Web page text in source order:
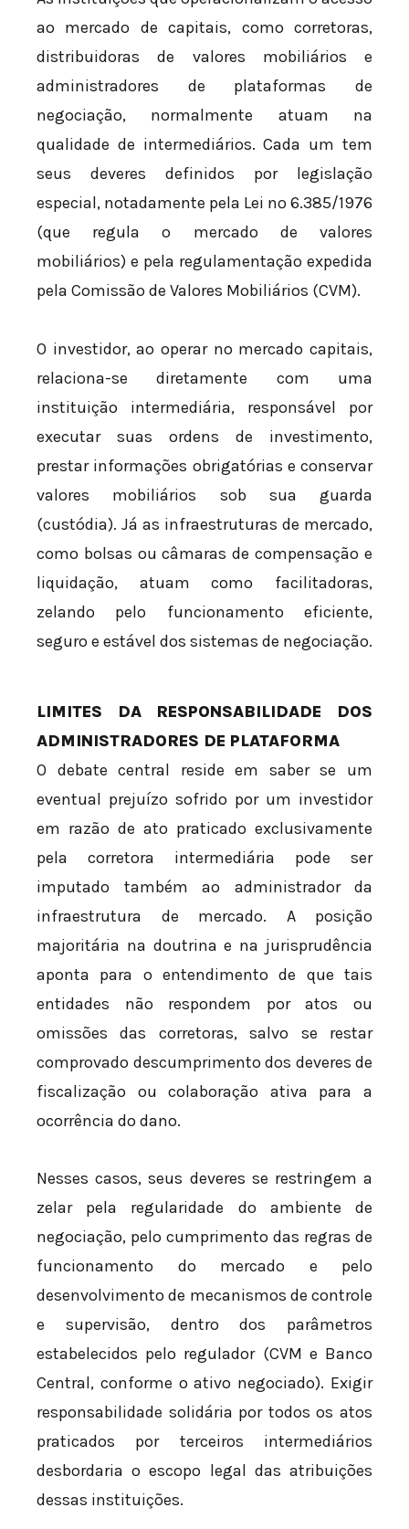
ao mercado de capitais, como corretoras,
distribuidoras de valores mobiliários e
administradores de plataformas de
negociação, normalmente atuam na
qualidade de intermediários. Cada um tem
seus deveres definidos por legislação
especial, notadamente pela Lei nº 6.385/1976
(que regula o mercado de valores
mobiliários) e pela regulamentação expedida
pela Comissão de Valores Mobiliários (CVM).
O investidor, ao operar no mercado capitais,
relaciona-se diretamente com uma
instituição intermediária, responsável por
executar suas ordens de investimento,
prestar informações obrigatórias e conservar
valores mobiliários sob sua guarda
(custódia). Já as infraestruturas de mercado,
como bolsas ou câmaras de compensação e
liquidação, atuam como facilitadoras,
zelando pelo funcionamento eficiente,
seguro e estável dos sistemas de negociação.
LIMITES DA RESPONSABILIDADE DOS
ADMINISTRADORES DE PLATAFORMA
O debate central reside em saber se um
eventual prejuízo sofrido por um investidor
em razão de ato praticado exclusivamente
pela corretora intermediária pode ser
imputado também ao administrador da
infraestrutura de mercado. A posição
majoritária na doutrina e na jurisprudência
aponta para o entendimento de que tais
entidades não respondem por atos ou
omissões das corretoras, salvo se restar
comprovado descumprimento dos deveres de
fiscalização ou colaboração ativa para a
ocorrência do dano.
Nesses casos, seus deveres se restringem a
zelar pela regularidade do ambiente de
negociação, pelo cumprimento das regras de
funcionamento do mercado e pelo
desenvolvimento de mecanismos de controle
e supervisão, dentro dos parâmetros
estabelecidos pelo regulador (CVM e Banco
Central, conforme o ativo negociado). Exigir
responsabilidade solidária por todos os atos
praticados por terceiros intermediários
desbordaria o escopo legal das atribuições
dessas instituições.